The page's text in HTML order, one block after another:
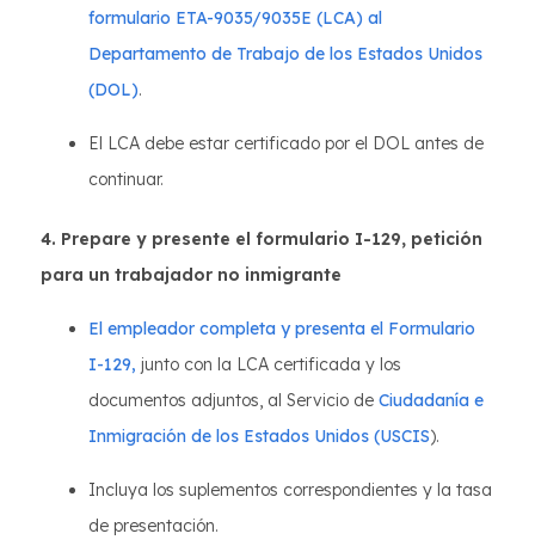
formulario ETA-9035/9035E (LCA) al
Departamento de Trabajo de los Estados Unidos
(DOL).
El LCA debe estar certificado por el DOL antes de
continuar.
4. Prepare y presente el formulario I-129, petición
para un trabajador no inmigrante
El empleador completa y presenta el Formulario
I-129, junto con la LCA certificada y los
documentos adjuntos, al Servicio de Ciudadanía e
Inmigración de los Estados Unidos (USCIS).
Incluya los suplementos correspondientes y la tasa
de presentación.